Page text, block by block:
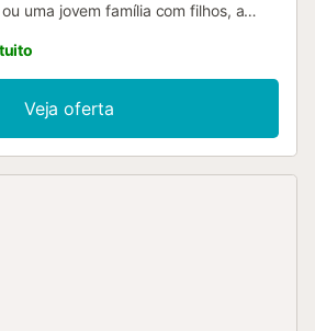
uma jovem família com filhos, a
muito bem equipada com uma
2 quartos (um com uma cama
2 camas de solteiro), bem como 2
pode, portanto, acomodar 4
incluem Wi-Fi, uma máquina
Veja oferta